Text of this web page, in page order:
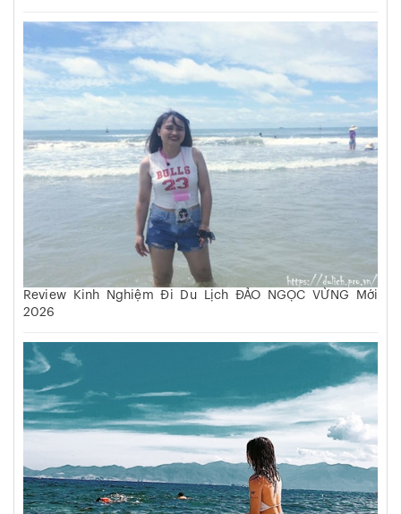
Review Kinh Nghiệm Đi Du Lịch ĐẢO NGỌC VỪNG Mới
2026